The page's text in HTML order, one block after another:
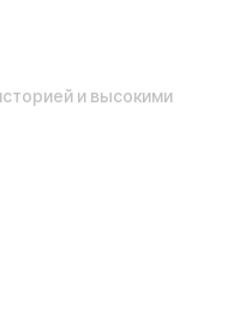
и высокими